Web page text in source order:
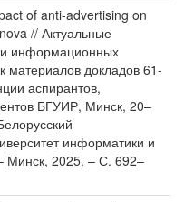
of anti-advertising on
// Актуальные
информационных
материалов докладов 61-
аспирантов,
БГУИР, Минск, 20–
информатики и
Минск, 2025. – С. 692–